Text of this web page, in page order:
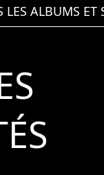
LES ALBUMS ET